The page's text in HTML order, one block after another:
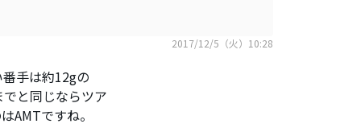
2017/12/5（火）10:28
手は約12gの
と同じならツア
AMTですね。